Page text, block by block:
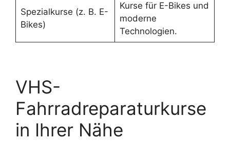
Spezialkurse (z. B. E-
Bikes)
Kurse für E-Bikes und
moderne
Technologien.
VHS-
Fahrradreparaturkurse
in Ihrer Nähe